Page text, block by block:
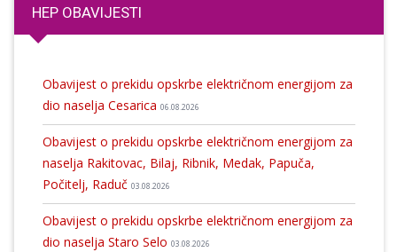
HEP OBAVIJESTI
Obavijest o prekidu opskrbe električnom energijom za
dio naselja Cesarica 06.08.2026
Obavijest o prekidu opskrbe električnom energijom za
naselja Rakitovac, Bilaj, Ribnik, Medak, Papuča,
Počitelj, Raduč 03.08.2026
Obavijest o prekidu opskrbe električnom energijom za
dio naselja Staro Selo 03.08.2026